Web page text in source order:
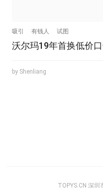
吸引 有钱人 试图
沃尔玛19年首换低价
by Shenliang
TOPYS.CN 深圳